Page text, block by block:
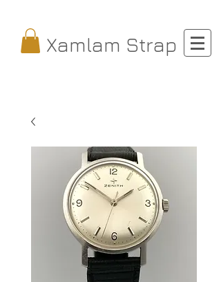
Xamlam Strap